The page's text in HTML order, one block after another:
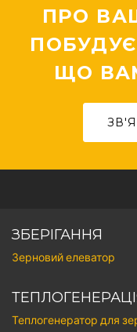
ПРО
ЩО
ЗБЕРІГАННЯ
Зерновий елеватор
Теплогенератор для